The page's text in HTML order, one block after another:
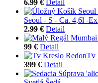
6.99 € Detail
Seoul - S - Ca. 4,6l -
2.99 € Detail
99 € Detail
Tv
399 € Detail